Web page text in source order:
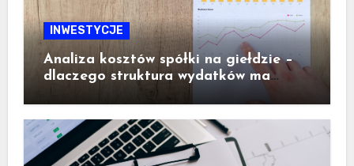
INWESTYCJE
Analiza kosztów spółki na giełdzie –
dlaczego struktura wydatków ma
ogromne znaczenie dla inwestora